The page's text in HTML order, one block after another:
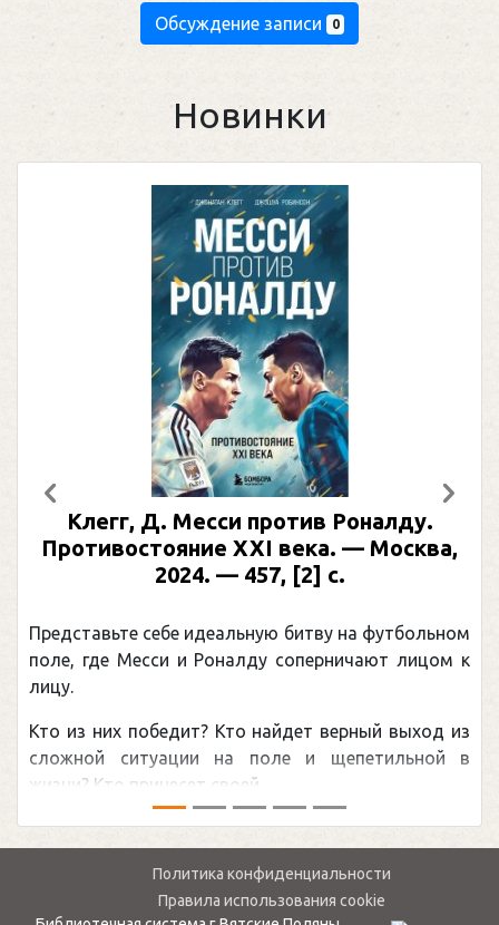
Обсуждение записи 0
Новинки
Д. Месси против Роналду.
XXI века. — Москва,
2024. — 457, [2] с.
себе идеальную битву на футбольном
Месси и Роналду соперничают лицом к
победит? Кто найдет верный выход из
ситуации на поле и щепетильной в
принесет своей ...
мире.Перед
Предыдущий
Политика конфиденциальности
Правила использования cookie